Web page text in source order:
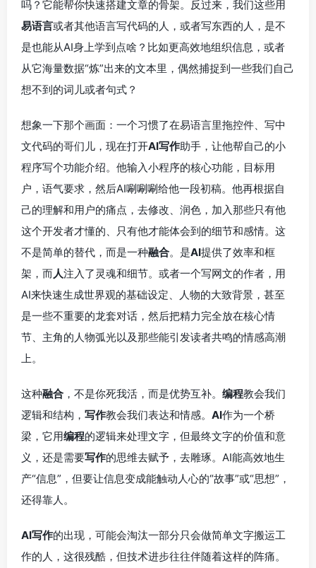
吗？它能帮你快速搭建文章的骨架。反过来，我们这些用
易语言或者其他语言写代码的人，或者写东西的人，是不
是也能从AI身上学到点啥？比如更高效地组织信息，或者
从它海量数据“炼”出来的文本里，偶然捕捉到一些我们自己
想不到的词儿或者句式？
想象一下那个画面：一个习惯了在易语言里拖控件、写中
文代码的哥们儿，现在打开AI写作助手，让他帮自己的小
程序写个功能介绍。他输入小程序的核心功能，目标用
户，语气要求，然后AI唰唰唰给他一段初稿。他再根据自
己的理解和用户的痛点，去修改、润色，加入那些只有他
这个开发者才懂的、只有他才能体会到的细节和感情。这
不是简单的替代，而是一种融合。是AI提供了效率和框
架，而人注入了灵魂和细节。或者一个写网文的作者，用
AI来快速生成世界观的基础设定、人物的大致背景，甚至
是一些不重要的龙套对话，然后把精力完全放在核心情
节、主角的人物弧光以及那些能引发读者共鸣的情感高潮
上。
这种融合 ，不是你死我活，而是优势互补。 编程教会我们
逻辑和结构， 写作教会我们表达和情感。 AI作为一个桥
梁，它用编程的逻辑来处理文字，但最终文字的价值和意
义，还是需要写作的思维去赋予，去雕琢。AI能高效地生
产“信息”，但要让信息变成能触动人心的“故事”或“思想”，
还得靠人。
AI写作的出现，可能会淘汰一部分只会做简单文字搬运工
作的人，这很残酷，但技术进步往往伴随着这样的阵痛。